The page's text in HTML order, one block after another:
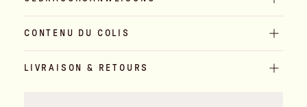
CONTENU DU COLIS
LIVRAISON & RETOURS